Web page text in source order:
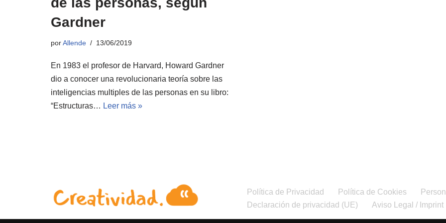
Gardner
porAllende 13/06/2019
En 1983 el profesor de Harvard, Howard Gardner
dio a conocer una revolucionaria teoría sobre las
inteligencias multiples de las personas en su libro:
“Estructuras… Leer más »
Política de Privacidad Política de Cookies
Declaración de privacidad (UE)
Aviso Legal / Imprint